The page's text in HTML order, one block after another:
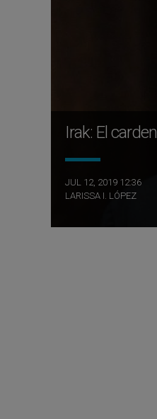
Irak: El
JUL 12, 2019 12:36
LARISSA I. LÓPEZ